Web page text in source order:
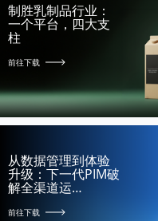
制胜乳制品行业：
一个平台，四大支
柱
前往下载
从数据管理到体验
升级：下一代PIM破
解全渠道运…
前往下载